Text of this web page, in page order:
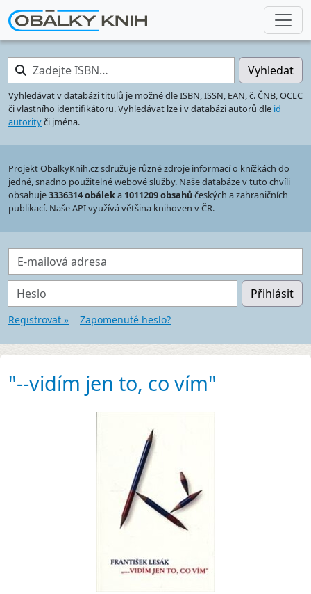
Zadejte ISBN… Vyhledat
Vyhledávat v databázi titulů je možné dle ISBN, ISSN, EAN, č. ČNB, OCLC
či vlastního identifikátoru. Vyhledávat lze i v databázi autorů dle id
autorityči jména.
Projekt ObalkyKnih.cz sdružuje různé zdroje informací o knížkách do
jedné, snadno použitelné webové služby. Naše databáze v tuto chvíli
obsahuje3336314 obáleka 1011209 obsahůčeských a zahraničních
publikací. Naše API využívá většina knihoven v ČR.
E-mailová adresa
Heslo Přihlásit
Registrovat » Zapomenuté heslo?
"--vidím jen to, co vím"